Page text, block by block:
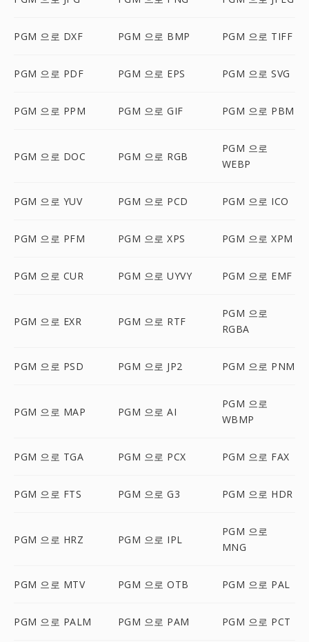
PGM 으로 DXF PGM 으로 BMP PGM 으로 TIFF
PGM 으로 PDF PGM 으로 EPS PGM 으로 SVG
PGM 으로 PPM PGM 으로 GIF PGM 으로 PBM
PGM 으로 DOC PGM 으로 RGB
PGM 으로
WEBP
PGM 으로 YUV PGM 으로 PCD PGM 으로 ICO
PGM 으로 PFM PGM 으로 XPS PGM 으로 XPM
PGM 으로 CUR PGM 으로 UYVY PGM 으로 EMF
PGM 으로 EXR PGM 으로 RTF
PGM 으로
RGBA
PGM 으로 PSD PGM 으로 JP2 PGM 으로 PNM
PGM 으로 MAP PGM 으로 AI
PGM 으로
WBMP
PGM 으로 TGA PGM 으로 PCX PGM 으로 FAX
PGM 으로 FTS PGM 으로 G3 PGM 으로 HDR
PGM 으로 HRZ PGM 으로 IPL
PGM 으로
MNG
PGM 으로 MTV PGM 으로 OTB PGM 으로 PAL
PGM 으로 PALM PGM 으로 PAM PGM 으로 PCT